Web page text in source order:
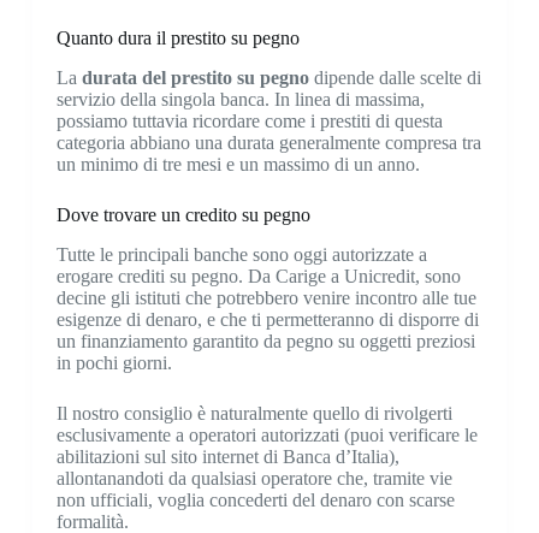
Quanto dura il prestito su pegno
La durata del prestito su pegnodipende dalle scelte di
servizio della singola banca. In linea di massima,
possiamo tuttavia ricordare come i prestiti di questa
categoria abbiano una durata generalmente compresa tra
un minimo di tre mesi e un massimo di un anno.
Dove trovare un credito su pegno
Tutte le principali banche sono oggi autorizzate a
erogare crediti su pegno. Da Carige a Unicredit, sono
decine gli istituti che potrebbero venire incontro alle tue
esigenze di denaro, e che ti permetteranno di disporre di
un finanziamento garantito da pegno su oggetti preziosi
in pochi giorni.
Il nostro consiglio è naturalmente quello di rivolgerti
esclusivamente a operatori autorizzati (puoi verificare le
abilitazioni sul sito internet di Banca d’Italia),
allontanandoti da qualsiasi operatore che, tramite vie
non ufficiali, voglia concederti del denaro con scarse
formalità.